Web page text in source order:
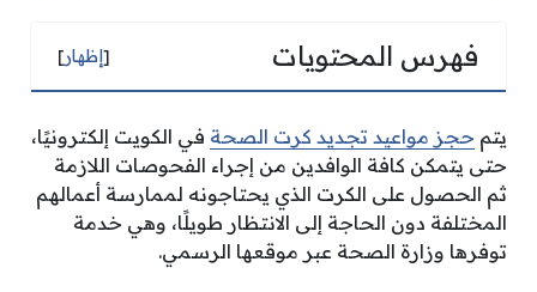
فهرس المحتويات [إظهار]
يتم حجز مواعيد تجديد كرت الصحة في الكويت إلكترونيًا،
حتى يتمكن كافة الوافدين من إجراء الفحوصات اللازمة
ثم الحصول على الكرت الذي يحتاجونه لممارسة أعمالهم
المختلفة دون الحاجة إلى الانتظار طويلًا، وهي خدمة
توفرها وزارة الصحة عبر موقعها الرسمي.